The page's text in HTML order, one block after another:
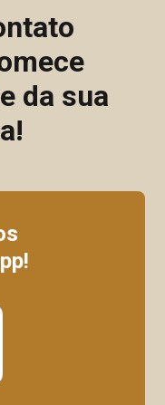
da sua